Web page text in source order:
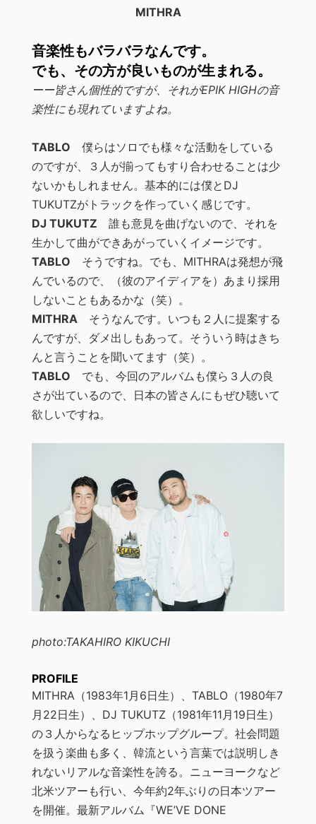
MITHRA
音楽性もバラバラなんです。
でも、その方が良いものが生まれる。
ーー皆さん個性的ですが、それがEPIK HIGHの音
楽性にも現れていますよね。
TABLO 僕らはソロでも様々な活動をしている
のですが、３人が揃ってもすり合わせることは少
ないかもしれません。基本的には僕とDJ
TUKUTZがトラックを作っていく感じです。
DJ TUKUTZ 誰も意見を曲げないので、それを
生かして曲ができあがっていくイメージです。
TABLO そうですね。でも、MITHRAは発想が飛
んでいるので、（彼のアイディアを）あまり採用
しないこともあるかな（笑）。
MITHRA そうなんです。いつも２人に提案する
んですが、ダメ出しもあって。そういう時はきち
んと言うことを聞いてます（笑）。
TABLO でも、今回のアルバムも僕ら３人の良
さが出ているので、日本の皆さんにもぜひ聴いて
欲しいですね。
photo:TAKAHIRO KIKUCHI
PROFILE
MITHRA（1983年1月6日生）、TABLO（1980年7
月22日生）、DJ TUKUTZ（1981年11月19日生）
の３人からなるヒップホップグループ。社会問題
を扱う楽曲も多く、韓流という言葉では説明しき
れないリアルな音楽性を誇る。ニューヨークなど
北米ツアーも行い、今年約2年ぶりの日本ツアー
を開催。最新アルバム『WE’VE DONE